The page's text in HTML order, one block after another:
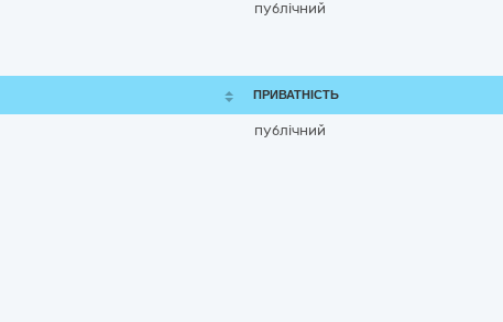
публічний
ПРИВАТНІСТЬ
публічний